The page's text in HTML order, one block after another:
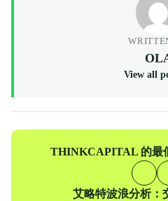
View all
上
THINKCAPITAL 的最
下
艾略特波浪分析：